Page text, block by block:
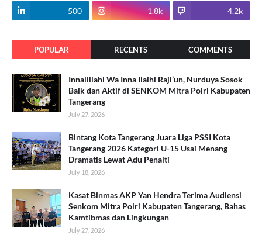
500 1.8k 4.2k
POPULAR RECENTS COMMENTS
Innalillahi Wa Inna Ilaihi Raji’un, Nurduya Sosok
Baik dan Aktif di SENKOM Mitra Polri Kabupaten
Tangerang
July 27, 2026
Bintang Kota Tangerang Juara Liga PSSI Kota
Tangerang 2026 Kategori U-15 Usai Menang
Dramatis Lewat Adu Penalti
July 18, 2026
Kasat Binmas AKP Yan Hendra Terima Audiensi
Senkom Mitra Polri Kabupaten Tangerang, Bahas
Kamtibmas dan Lingkungan
July 27, 2026